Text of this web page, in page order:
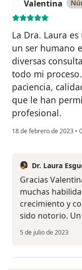
Valentina
La Dra. Laura
un ser humano
diversas
todo mi
paciencia,
que le han
profesional.
18 de febrero de 2023 •
Dr. Laura
Gracias
muchas
crecimiento y
sido notorio.
5 de julio de 2023